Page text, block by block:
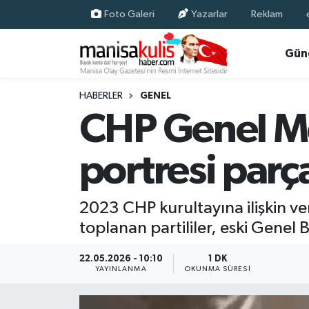
Foto Galeri Yazarlar Reklam
HABERLER GENEL
CHP Genel
portresi
2023 CHP kurultayına ilişkin
toplanan partililer, eski Genel
22.05.2026 - 10:10
YAYINLANMA
1 DK
OKUNMA SÜRESI
Ekonomi
Gündem
Resmi İlan
Siyaset
Yunusemre Nöbetçi Eczaneler
Yunusemre Trafik Yoğunluk Haritası
Süper Lig Puan Durumu ve Fikstür
Tüm Manşetler
Son Dakika Haberleri
Haber Arşivi